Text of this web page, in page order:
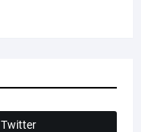
Twitter